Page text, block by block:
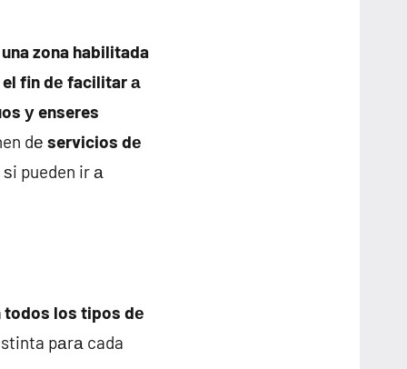
zona habilitada
fin dе facilitar а
у enseres
dе servicios dе
pueden ir а
los tipos dе
pаrа cada